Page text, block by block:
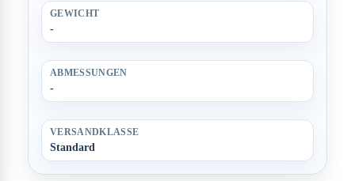
GEWICHT
-
ABMESSUNGEN
-
VERSANDKLASSE
Standard